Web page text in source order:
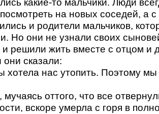
на новых соседей, а
и родители мальчиков,
Но они не узнали своих
и решили жить вместе с отцом и
они сказали:
хотела нас утопить. Поэтому
мучаясь оттого, что все
вскоре умерла с горя в